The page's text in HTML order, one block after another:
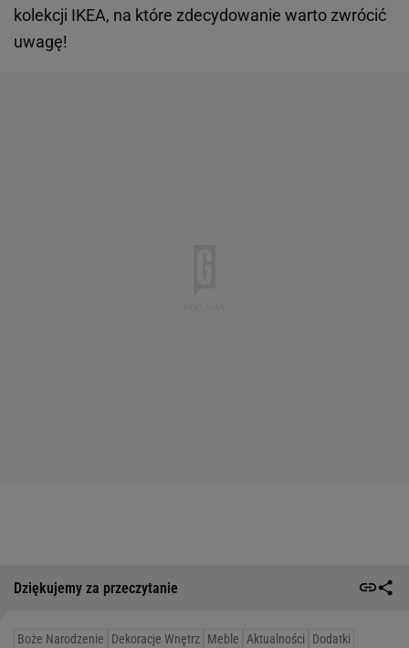
kolekcji IKEA, na które zdecydowanie warto zwrócić
uwagę!
Dziękujemy za przeczytanie
Boże Narodzenie Dekoracje Wnętrz Meble Aktualności
Dodatki